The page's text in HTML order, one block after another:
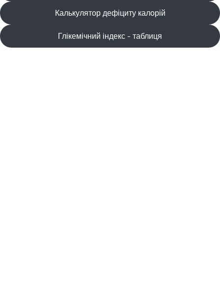
Калькулятор дефіциту калорій
Глікемічний індекс - таблиця